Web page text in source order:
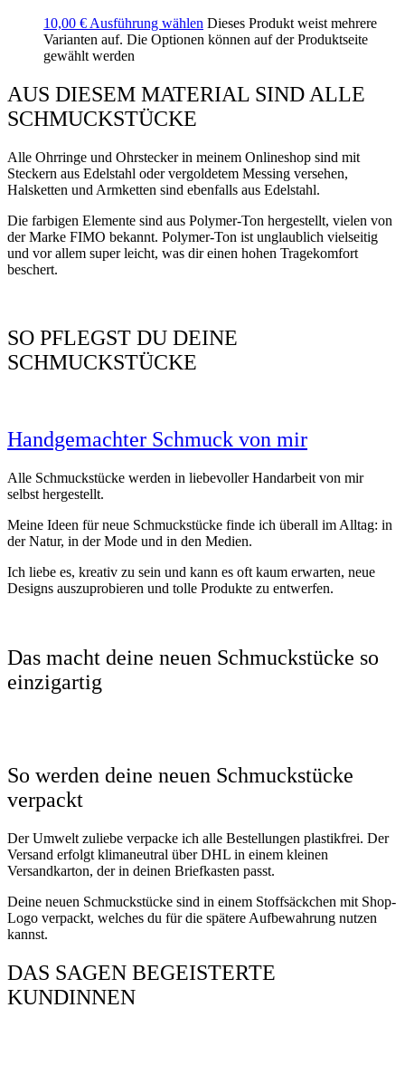
10,00 € Ausführung wählen Dieses Produkt weist mehrere
Varianten auf. Die Optionen können auf der Produktseite
gewählt werden
AUS DIESEM MATERIAL SIND ALLE
SCHMUCKSTÜCKE
Alle Ohrringe und Ohrstecker in meinem Onlineshop sind mit
Steckern aus Edelstahl oder vergoldetem Messing versehen,
Halsketten und Armketten sind ebenfalls aus Edelstahl.
Die farbigen Elemente sind aus Polymer-Ton hergestellt, vielen von
der Marke FIMO bekannt. Polymer-Ton ist unglaublich vielseitig
und vor allem super leicht, was dir einen hohen Tragekomfort
beschert.
SO PFLEGST DU DEINE
SCHMUCKSTÜCKE
Handgemachter Schmuck von mir
Alle Schmuckstücke werden in liebevoller Handarbeit von mir
selbst hergestellt.
Meine Ideen für neue Schmuckstücke finde ich überall im Alltag: in
der Natur, in der Mode und in den Medien.
Ich liebe es, kreativ zu sein und kann es oft kaum erwarten, neue
Designs auszuprobieren und tolle Produkte zu entwerfen.
Das macht deine neuen Schmuckstücke so
einzigartig
So werden deine neuen Schmuckstücke
verpackt
Der Umwelt zuliebe verpacke ich alle Bestellungen plastikfrei. Der
Versand erfolgt klimaneutral über DHL in einem kleinen
Versandkarton, der in deinen Briefkasten passt.
Deine neuen Schmuckstücke sind in einem Stoffsäckchen mit Shop-
Logo verpackt, welches du für die spätere Aufbewahrung nutzen
kannst.
DAS SAGEN BEGEISTERTE
KUNDINNEN